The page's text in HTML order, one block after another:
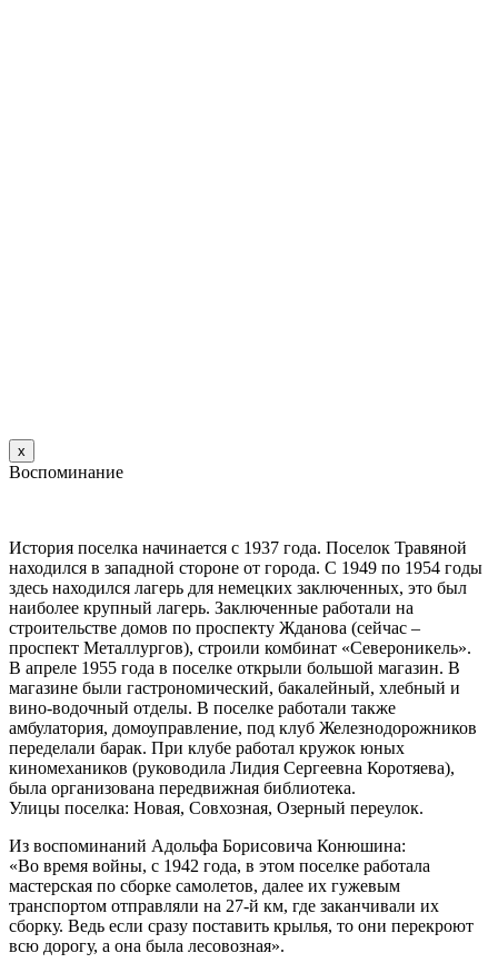
х
Воспоминание
История поселка начинается с 1937 года. Поселок Травяной
находился в западной стороне от города. С 1949 по 1954 годы
здесь находился лагерь для немецких заключенных, это был
наиболее крупный лагерь. Заключенные работали на
строительстве домов по проспекту Жданова (сейчас –
проспект Металлургов), строили комбинат «Североникель».
В апреле 1955 года в поселке открыли большой магазин. B
магазине были гастрономический, бакалейный, хлебный и
вино-водочный отделы. В поселке работали также
амбулатория, домоуправление, под клуб Железнодорожников
переделали барак. При клубе работал кружок юных
киномехаников (руководила Лидия Сергеевна Коротяева),
была организована передвижная библиотека.
Улицы поселка: Новая, Совхозная, Озерный переулок.
Из воспоминаний Адольфа Борисовича Конюшина:
«Во время войны, с 1942 года, в этом поселке работала
мастерская по сборке самолетов, далее их гужевым
транспортом отправляли на 27-й км, где заканчивали их
сборку. Ведь если сразу поставить крылья, то они перекроют
всю дорогу, а она была лесовозная».